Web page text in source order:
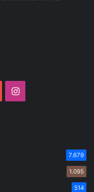
YouTubeInstagram
7.679
1.095
514